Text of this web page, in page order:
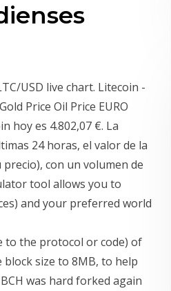
USD live chart. Litecoin -
Price Oil Price EURO
hoy es 4.802,07 €. La
24 horas, el valor de la
con un volumen de
tool allows you to
and your preferred world
to the protocol or code) of
size to 8MB, to help
was hard forked again